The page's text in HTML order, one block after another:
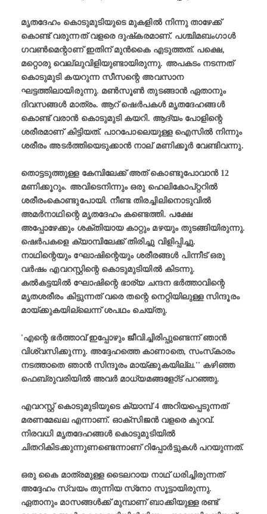
മൃതദേഹം കൊടുമുടിയുടെ മുകളില്‍ നിന്നു താഴേക്ക്
കൊണ്ട് വരുന്നത് വളരെ ദുഷ്‌കരമാണ്. പശ്ചിമബംഗാള്‍
ഗവണ്‍മെന്റാണ് ഇതിന് മുന്‍കൈ എടുത്തത്. പക്ഷെ,
മറ്റൊരു വെല്ലുവിളിയുണ്ടായിരുന്നു. അപകടം നടന്നത്
കൊടുമുടി കയറുന്ന സീസന്റെ അവസാന
ഘട്ടത്തിലായിരുന്നു. മണ്‍സൂണ്‍ തുടങ്ങാന്‍ ഏതാനും
ദിവസങ്ങള്‍ മാത്രം. ആറ് ഷെര്‍പകള്‍ മൃതദേഹങ്ങള്‍
കൊണ്ട് വരാന്‍ കൊടുമുടി കയറി. ആദ്യം പോളിന്റെ
ശരീരമാണ് കിട്ടിയത്. പാറപോലെയുള്ള ഐസില്‍ നിന്നും
ശരീരം അടര്‍ത്തിയെടുക്കാന്‍ നാല് മണിക്കൂര്‍ വേണ്ടിവന്നു.
തൊട്ടടുത്തുള്ള കേമ്പിലേക്ക് അത് കൊണ്ടുപോവാന്‍ 12
മണിക്കൂറും. അവിടെനിന്നും ഒരു ഹെലികോപ്റ്ററില്‍
ശരീരംകൊണ്ടുപോയി. നീണ്ട തിരച്ചിലിനൊടുവില്‍
അമര്‍നാഥിന്റെ മൃതദേഹം കണ്ടെത്തി. പക്ഷേ
അപ്പോഴേക്കും ശക്തിയായ കാറ്റും മഴയും തുടങ്ങിയിരുന്നു.
ഷെര്‍പകളെ ക്യാമ്പിലേക്ക് തിരിച്ചു വിളിപ്പിച്ചു.
നാഥിന്റെയും ഘോഷിന്റെയും ശരീരങ്ങള്‍ പിന്നീട് ഒരു
വര്‍ഷം എവറസ്റ്റിന്റെ കൊടുമുടിയില്‍ കിടന്നു.
കല്‍കട്ടയില്‍ ഘോഷിന്റെ ഭാര്യ ചന്ദന ഭർത്താവിന്റെ
മൃതശരീരം കിട്ടുന്നത് വരെ തന്റെ നെറ്റിയിലുള്ള സിന്ദൂരം
മായ്ക്കുകയില്ലെന്ന് ശപഥം ചെയ്തു.
'എന്റെ ഭര്‍ത്താവ് ഇപ്പോഴും ജീവിച്ചിരിപ്പുണ്ടെന്ന് ഞാന്‍
വിശ്വസിക്കുന്നു. അദ്ദേഹത്തെ കാണാതെ, സംസ്‌കാരം
നടത്താതെ ഞാന്‍ സിന്ദൂരം മായ്ക്കുകയില്ല.'' കഴിഞ്ഞ
ഫെബ്രുവരിയില്‍ അവര്‍ മാധ്യമങ്ങളോ്ട് പറഞ്ഞു.
എവറസ്റ്റ് കൊടുമുടിയുടെ ക്യാമ്പ് 4 അറിയപ്പെടുന്നത്
മരണമേഖല എന്നാണ്. ഓക്‌സിജന്‍ വളരെ കുറവ്.
നിരവധി മൃതദേഹങ്ങള്‍ കൊടുമുടിയില്‍
ചിതറികിടക്കുന്നുണണ്ടെന്നാണ് റിപ്പോര്‍ട്ടുകള്‍ പറയുന്നത്.
ഒരു കൈ മാത്രമുള്ള ടൈലറായ നാഥ് ധരിച്ചിരുന്നത്
അദ്ദേഹം സ്വയം തുന്നിയ സ്‌നോ സൂട്ടായിരുന്നു.
ഏതാനും മാസങ്ങള്‍ക്ക് മുമ്പാണ് ബാക്കിയുള്ള രണ്ട്